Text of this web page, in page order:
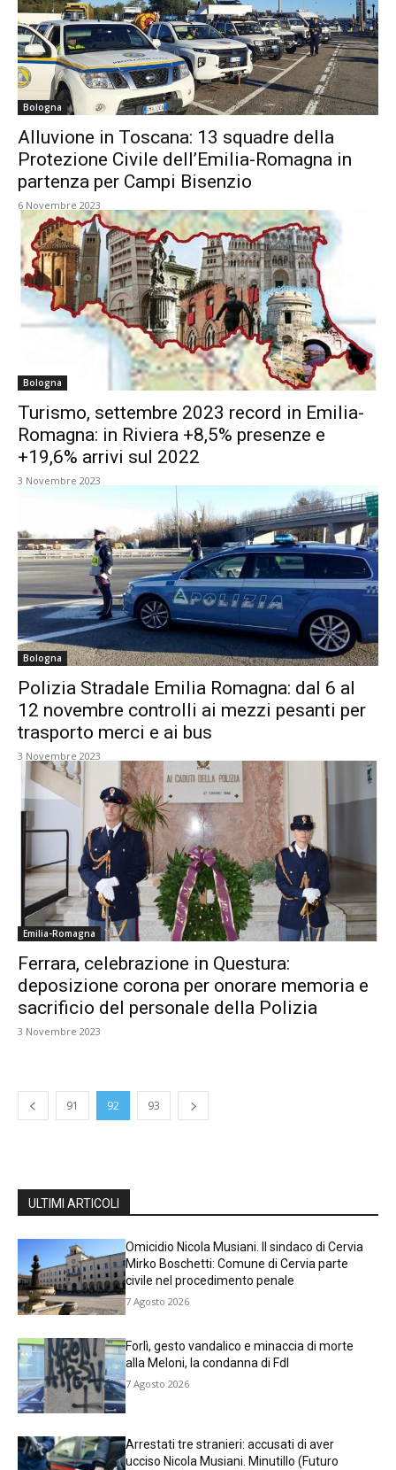
Bologna
Alluvione in Toscana: 13 squadre della
Protezione Civile dell’Emilia-Romagna in
partenza per Campi Bisenzio
6 Novembre 2023
Bologna
Turismo, settembre 2023 record in Emilia-
Romagna: in Riviera +8,5% presenze e
+19,6% arrivi sul 2022
3 Novembre 2023
Bologna
Polizia Stradale Emilia Romagna: dal 6 al
12 novembre controlli ai mezzi pesanti per
trasporto merci e ai bus
3 Novembre 2023
Emilia-Romagna
Ferrara, celebrazione in Questura:
deposizione corona per onorare memoria e
sacrificio del personale della Polizia
3 Novembre 2023
91 92 93
ULTIMI ARTICOLI
Omicidio Nicola Musiani. Il sindaco di Cervia
Mirko Boschetti: Comune di Cervia parte
civile nel procedimento penale
7 Agosto 2026
Forlì, gesto vandalico e minaccia di morte
alla Meloni, la condanna di FdI
7 Agosto 2026
Arrestati tre stranieri: accusati di aver
ucciso Nicola Musiani. Minutillo (Futuro